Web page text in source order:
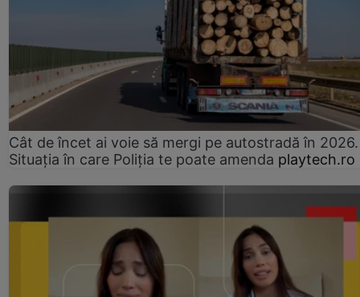
Cât de încet ai voie să mergi pe autostradă în 2026.
Situația în care Poliția te poate amenda playtech.ro